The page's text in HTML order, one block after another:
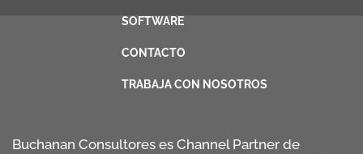
SOFTWARE
CONTACTO
TRABAJA CON NOSOTROS
Buchanan Consultores es Channel Partner de